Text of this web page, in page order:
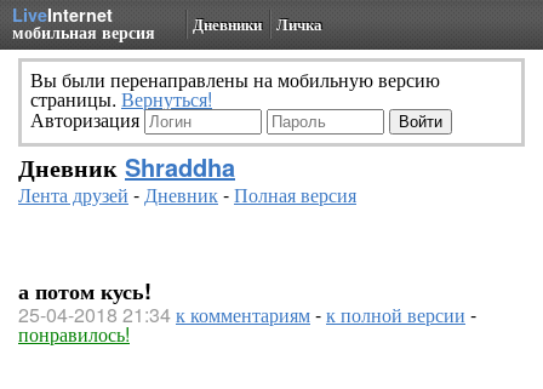
LiveInternet
мобильная версия Дневники Личка
Вы были перенаправлены на мобильную версию
страницы. Вернуться!
Авторизация
Дневник Shraddha
Лента друзей -Дневник-Полная версия
а потом кусь!
25-04-2018 21:34к комментариям-к полной версии -
понравилось!